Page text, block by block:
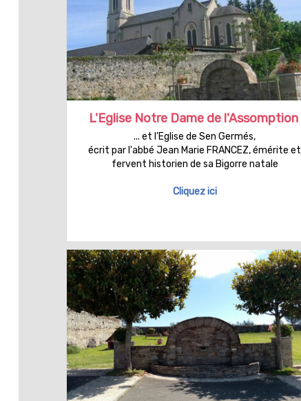
L'Eglise Notre Dame de l'Assomption
... et l'Eglise de Sen Germés,
écrit par l'abbé Jean Marie FRANCEZ, émérite et
fervent historien de sa Bigorre natale
Cliquez ici